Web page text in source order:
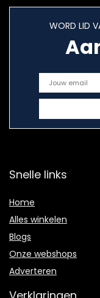
WORD LID
Snelle links
Home
Alles winkelen
Blogs
Onze webshops
Adverteren